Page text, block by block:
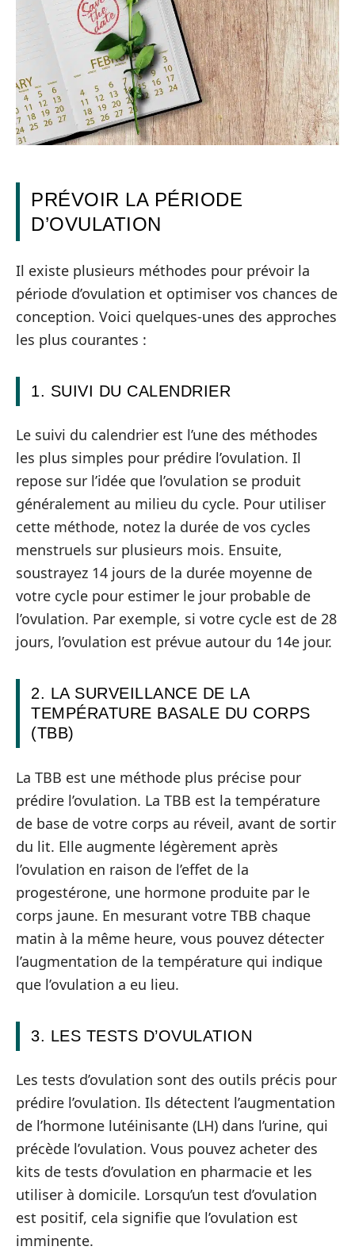
PRÉVOIR LA PÉRIODE
D’OVULATION
Il existe plusieurs méthodes pour prévoir la
période d’ovulation et optimiser vos chances de
conception. Voici quelques-unes des approches
les plus courantes :
1. SUIVI DU CALENDRIER
Le suivi du calendrier est l’une des méthodes
les plus simples pour prédire l’ovulation. Il
repose sur l’idée que l’ovulation se produit
généralement au milieu du cycle. Pour utiliser
cette méthode, notez la durée de vos cycles
menstruels sur plusieurs mois. Ensuite,
soustrayez 14 jours de la durée moyenne de
votre cycle pour estimer le jour probable de
l’ovulation. Par exemple, si votre cycle est de 28
jours, l’ovulation est prévue autour du 14e jour.
2. LA SURVEILLANCE DE LA
TEMPÉRATURE BASALE DU CORPS
(TBB)
La TBB est une méthode plus précise pour
prédire l’ovulation. La TBB est la température
de base de votre corps au réveil, avant de sortir
du lit. Elle augmente légèrement après
l’ovulation en raison de l’effet de la
progestérone, une hormone produite par le
corps jaune. En mesurant votre TBB chaque
matin à la même heure, vous pouvez détecter
l’augmentation de la température qui indique
que l’ovulation a eu lieu.
3. LES TESTS D’OVULATION
Les tests d’ovulation sont des outils précis pour
prédire l’ovulation. Ils détectent l’augmentation
de l’hormone lutéinisante (LH) dans l’urine, qui
précède l’ovulation. Vous pouvez acheter des
kits de tests d’ovulation en pharmacie et les
utiliser à domicile. Lorsqu’un test d’ovulation
est positif, cela signifie que l’ovulation est
imminente.